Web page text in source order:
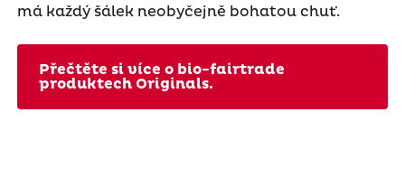
má každý šálek neobyčejně bohatou chuť.
Přečtěte si více o bio-fairtrade
produktech Originals.